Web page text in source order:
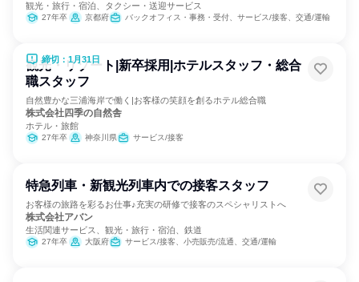
観光・旅行・宿泊、タクシー・送迎サービス
27年卒 京都府 バックオフィス・事務・受付、サービス/接客、交通/運輸
締切：1月31日
観光・リゾート|新卒採用|ホテルスタッフ・総合
職スタッフ
自然豊かな三浦海岸で働く|お客様の笑顔を創るホテル総合職
株式会社四季の自然舎
ホテル・旅館
27年卒 神奈川県 サービス/接客
特急列車・新観光列車内での接客スタッフ
お客様の旅路を彩るお仕事♪充実の研修で接客のスペシャリストへ
株式会社アバン
生活関連サービス、観光・旅行・宿泊、鉄道
27年卒 大阪府 サービス/接客、小売販売/流通、交通/運輸